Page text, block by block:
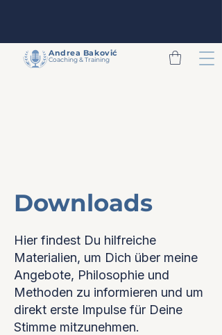
Andrea Baković
Coaching & Training
Downloads
Hier findest Du hilfreiche
Materialien, um Dich über meine
Angebote, Philosophie und
Methoden zu informieren und um
direkt erste Impulse für Deine
Stimme mitzunehmen.